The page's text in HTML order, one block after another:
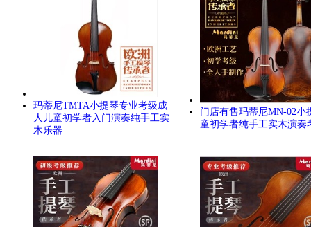
玛蒂尼TMTA小提琴专业考级成
人儿童初学者入门演奏纯手工实
木乐器
门店有售玛蒂尼MN-02小
童初学者纯手工实木演奏